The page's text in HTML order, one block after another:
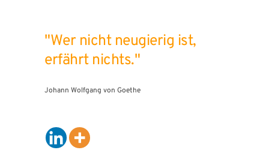
"Wer nicht neugierig ist,
erfährt nichts."
Johann Wolfgang von Goethe